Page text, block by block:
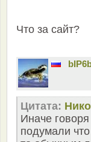
Что за сайт?
Цитата:
Иначе
подумали